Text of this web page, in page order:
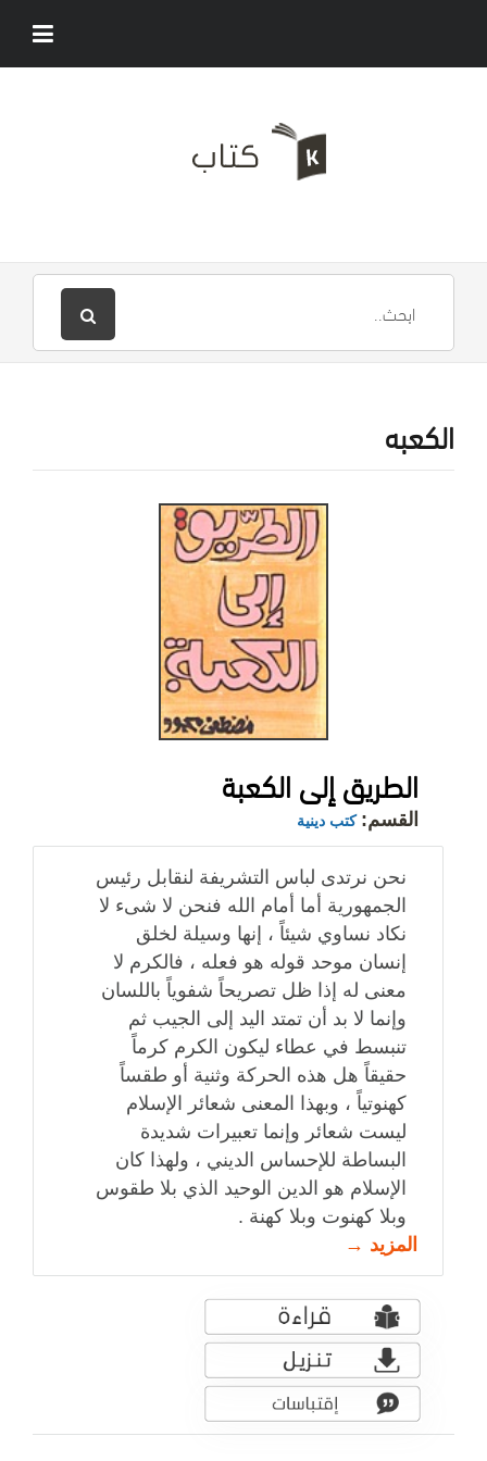
الكعبه
الطريق إلى الكعبة
القسم: كتب دينية
نحن نرتدى لباس التشريفة لنقابل رئيس
الجمهورية أما أمام الله فنحن لا شىء لا
نكاد نساوي شيئاً ، إنها وسيلة لخلق
إنسان موحد قوله هو فعله ، فالكرم لا
معنى له إذا ظل تصريحاً شفوياً باللسان
وإنما لا بد أن تمتد اليد إلى الجيب ثم
تنبسط في عطاء ليكون الكرم كرماً
حقيقاً هل هذه الحركة وثنية أو طقساً
كهنوتياً ، وبهذا المعنى شعائر الإسلام
ليست شعائر وإنما تعبيرات شديدة
البساطة للإحساس الديني ، ولهذا كان
الإسلام هو الدين الوحيد الذي بلا طقوس
وبلا كهنوت وبلا كهنة .
المزيد →